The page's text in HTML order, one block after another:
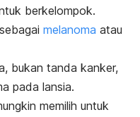
berkelompok.
melanoma atau
bukan tanda kanker,
pada lansia.
memilih untuk